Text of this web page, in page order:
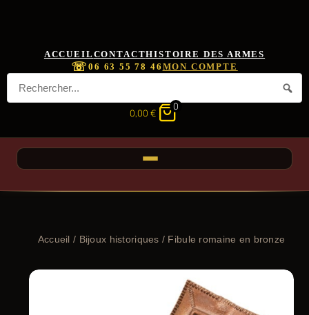
ACCUEIL CONTACTHISTOIRE DES ARMES
☏06 63 55 78 46 MON COMPTE
0,00 €
0
Accueil / Bijoux historiques / Fibule romaine en bronze